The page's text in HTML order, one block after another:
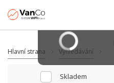
Hlavní strana Vyhledávání
Skladem